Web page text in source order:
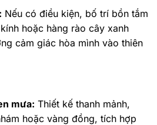
Nếu có điều kiện, bố trí bồn tắm
hoặc hàng rào cây xanh
cảm giác hòa mình vào thiên
mưa: Thiết kế thanh mảnh,
hoặc vàng đồng, tích hợp